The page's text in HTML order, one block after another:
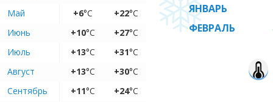
Май
+6°C +22°C
Июнь
+10°C +27°C
Июль
+13°C +31°C
Август
+13°C +30°C
Сентябрь
+11°C +24°C
ЯНВАРЬ
ФЕВРАЛЬ